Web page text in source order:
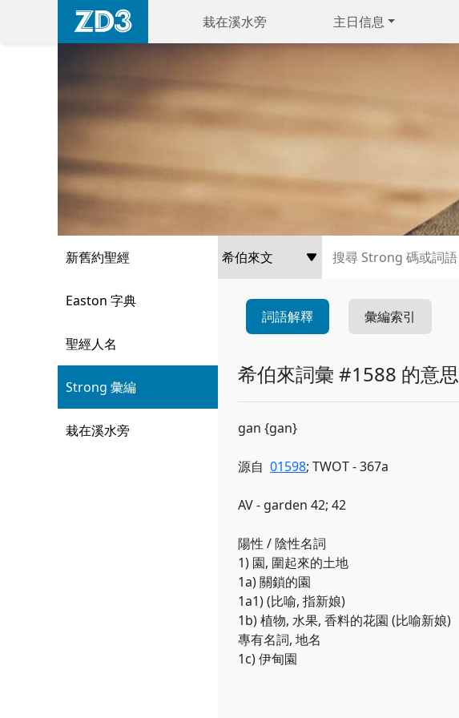
栽在溪水旁 主日信息
新舊約聖經
Easton 字典
聖經人名
Strong 彙編
栽在溪水旁
詞語解釋 彙編索引
希伯來詞彙 #1588 的意思
gan {gan}
源自 01598; TWOT - 367a
AV - garden 42; 42
陽性 / 陰性名詞
1) 園, 圍起來的土地
1a) 關鎖的園
1a1) (比喻, 指新娘)
1b) 植物, 水果, 香料的花園 (比喻新娘)
專有名詞, 地名
1c) 伊甸園